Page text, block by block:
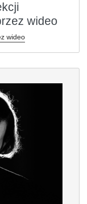
wideo
wideo